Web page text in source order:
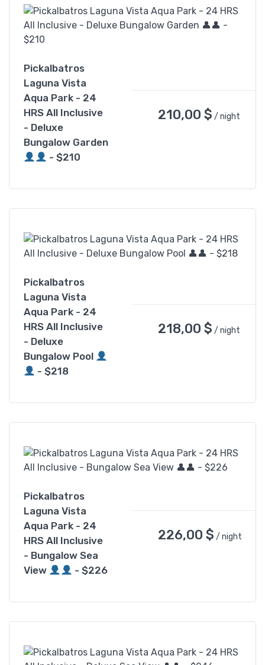
Pickalbatros
Laguna Vista
Aqua Park - 24
HRS All Inclusive
- Deluxe
Bungalow Garden
- $210
210,00 $ / night
Pickalbatros
Laguna Vista
Aqua Park - 24
HRS All Inclusive
- Deluxe
Bungalow Pool
- $218
218,00 $ / night
Pickalbatros
Laguna Vista
Aqua Park - 24
HRS All Inclusive
- Bungalow Sea
View
- $226
226,00 $ / night